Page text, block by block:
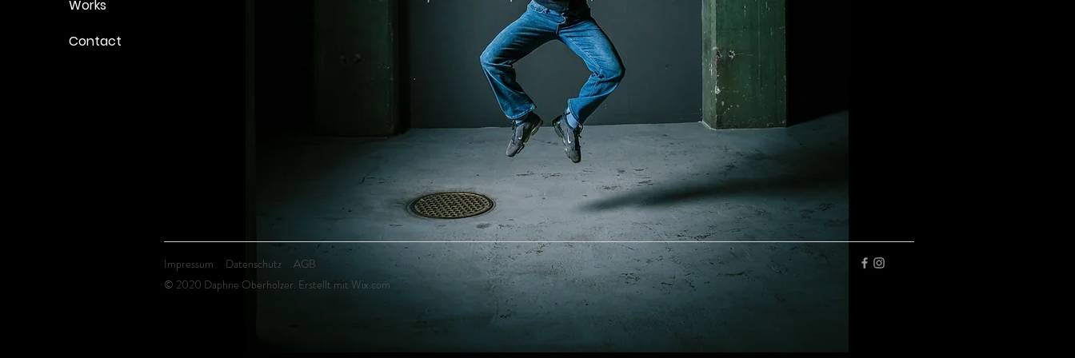
Works
Contact
Impressum Datenschutz
AGB
© 2020 Daphne Oberholzer. Erstellt mit Wix.com